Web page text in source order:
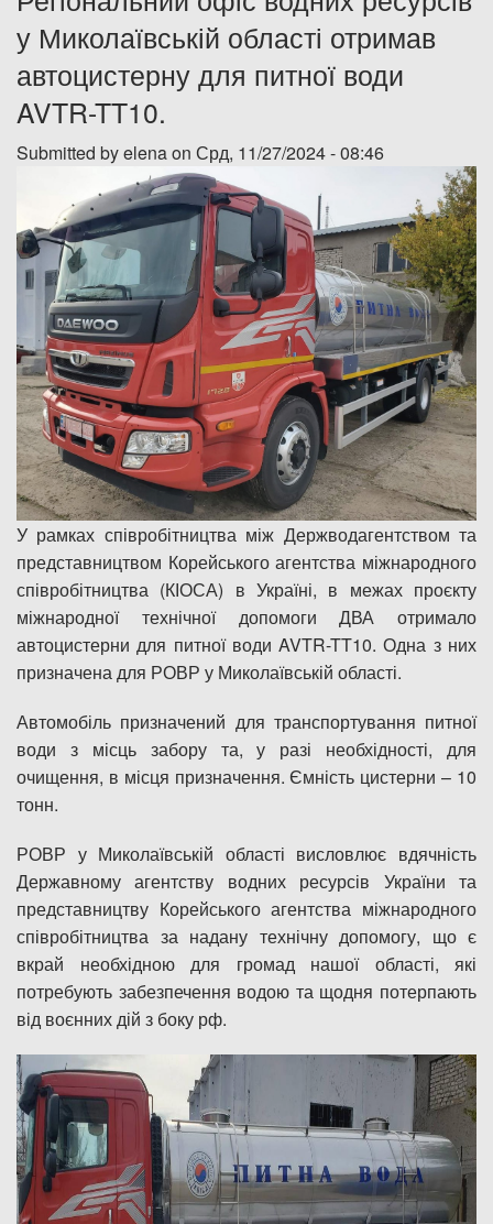
Дозвіл на спеціальне водокористування
Платні послуги
у Миколаївській області отримав
автоцистерну для питної води
AVTR-TT10.
Submitted byelenaon Срд, 11/27/2024 - 08:46
У рамках співробітництва між Держводагентством та
представництвом Корейського агентства міжнародного
співробітництва (КІОСА) в Україні, в межах проєкту
міжнародної технічної допомоги ДВА отримало
автоцистерни для питної води AVTR-TT10. Одна з них
призначена для РОВР у Миколаївській області.
Автомобіль призначений для транспортування питної
води з місць забору та, у разі необхідності, для
очищення, в місця призначення. Ємність цистерни – 10
тонн.
РОВР у Миколаївській області висловлює вдячність
Державному агентству водних ресурсів України та
представництву Корейського агентства міжнародного
співробітництва за надану технічну допомогу, що є
вкрай необхідною для громад нашої області, які
потребують забезпечення водою та щодня потерпають
від воєнних дій з боку рф.